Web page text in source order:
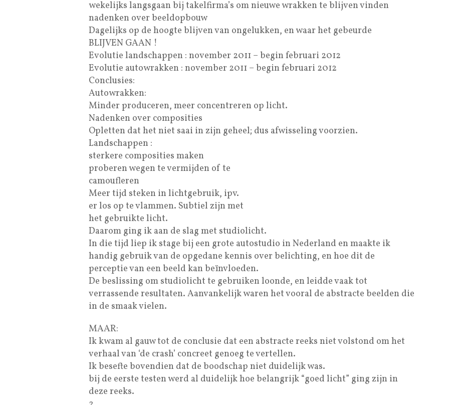
wekelijks langsgaan bij takelfirma’s om nieuwe wrakken te blijven vinden
nadenken over beeldopbouw
Dagelijks op de hoogte blijven van ongelukken, en waar het gebeurde
BLIJVEN GAAN !
Evolutie landschappen : november 2011 – begin februari 2012
Evolutie autowrakken : november 2011 – begin februari 2012
Conclusies:
Autowrakken:
Minder produceren, meer concentreren op licht.
Nadenken over composities
Opletten dat het niet saai in zijn geheel; dus afwisseling voorzien.
Landschappen :
sterkere composities maken
proberen wegen te vermijden of te
camoufleren
Meer tijd steken in lichtgebruik, ipv.
er los op te vlammen. Subtiel zijn met
het gebruikte licht.
Daarom ging ik aan de slag met studiolicht.
In die tijd liep ik stage bij een grote autostudio in Nederland en maakte ik
handig gebruik van de opgedane kennis over belichting, en hoe dit de
perceptie van een beeld kan beïnvloeden.
De beslissing om studiolicht te gebruiken loonde, en leidde vaak tot
verrassende resultaten. Aanvankelijk waren het vooral de abstracte beelden die
in de smaak vielen.
MAAR:
Ik kwam al gauw tot de conclusie dat een abstracte reeks niet volstond om het
verhaal van ‘de crash’ concreet genoeg te vertellen.
Ik besefte bovendien dat de boodschap niet duidelijk was.
bij de eerste testen werd al duidelijk hoe belangrijk “goed licht” ging zijn in
deze reeks.